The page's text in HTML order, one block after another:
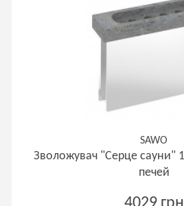
SAWO
Зволожувач "Серце сауни"
печей